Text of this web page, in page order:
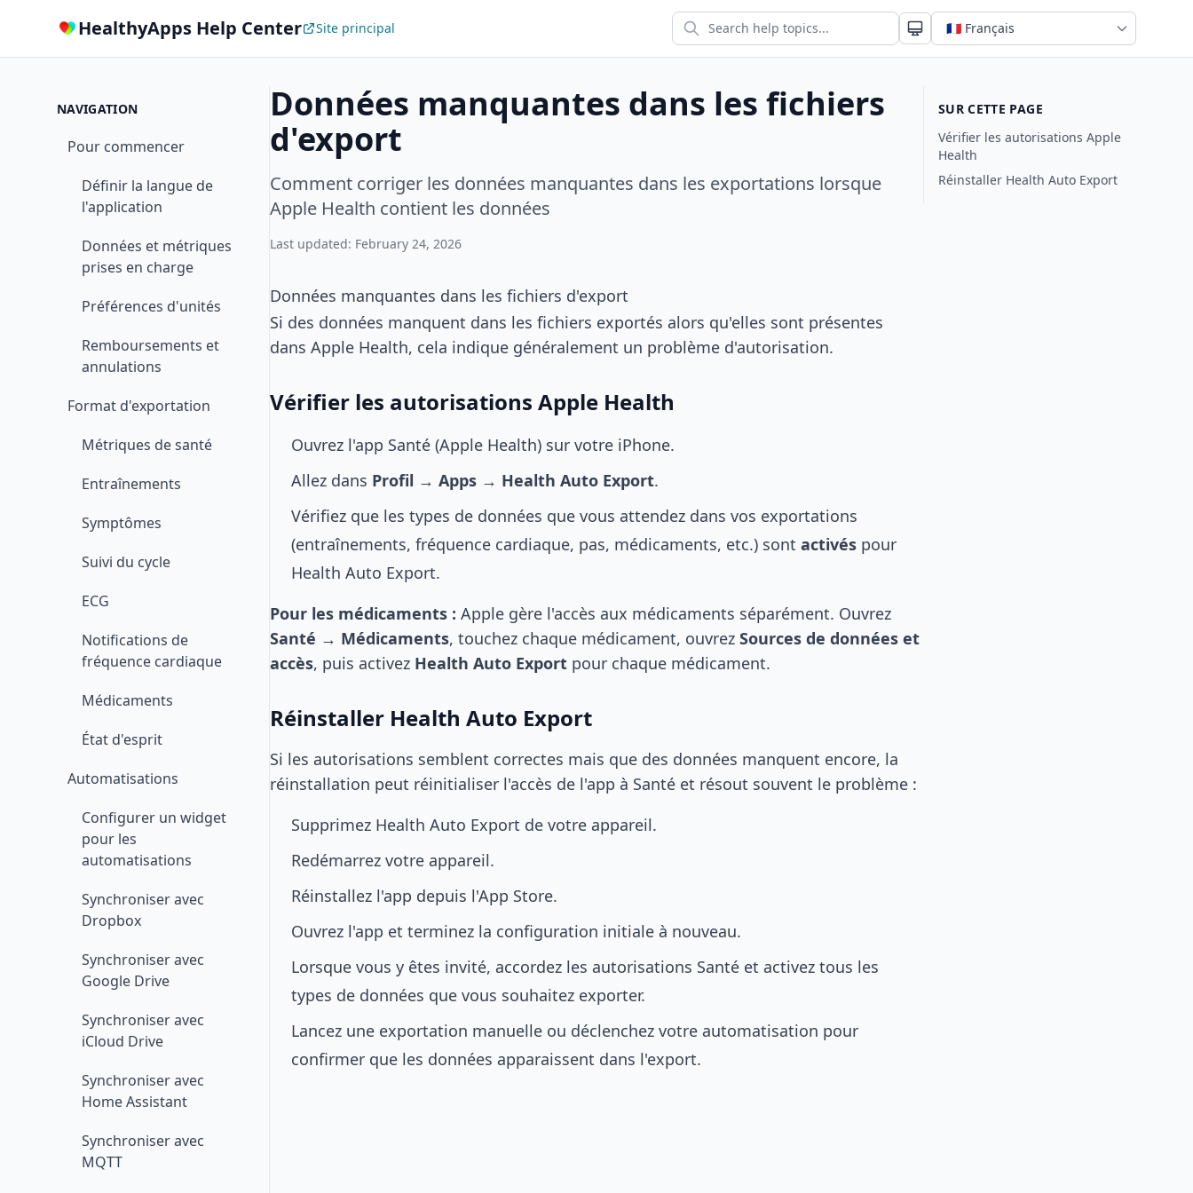
HealthyApps Help Center Site principal
NAVIGATION
Pour commencer
Définir la langue de
l'application
Données et métriques
prises en charge
Préférences d'unités
Remboursements et
annulations
Format d'exportation
Métriques de santé
Entraînements
Symptômes
Suivi du cycle
ECG
Notifications de
fréquence cardiaque
Médicaments
État d'esprit
Automatisations
Configurer un widget
pour les
automatisations
Synchroniser avec
Dropbox
Synchroniser avec
Google Drive
Synchroniser avec
iCloud Drive
Synchroniser avec
Home Assistant
Synchroniser avec
MQTT
Données manquantes dans les fichiers
d'export
Comment corriger les données manquantes dans les exportations lorsque
Apple Health contient les données
Last updated: February 24, 2026
Données manquantes dans les fichiers d'export
Si des données manquent dans les fichiers exportés alors qu'elles sont présentes
dans Apple Health, cela indique généralement un problème d'autorisation.
Vérifier les autorisations Apple Health
Ouvrez l'app Santé (Apple Health) sur votre iPhone.
Allez dans Profil → Apps → Health Auto Export.
Vérifiez que les types de données que vous attendez dans vos exportations
(entraînements, fréquence cardiaque, pas, médicaments, etc.) sont activés pour
Health Auto Export.
Pour les médicaments : Apple gère l'accès aux médicaments séparément. Ouvrez
Santé → Médicaments, touchez chaque médicament, ouvrez Sources de données et
accès, puis activez Health Auto Export pour chaque médicament.
Réinstaller Health Auto Export
Si les autorisations semblent correctes mais que des données manquent encore, la
réinstallation peut réinitialiser l'accès de l'app à Santé et résout souvent le problème :
Supprimez Health Auto Export de votre appareil.
Redémarrez votre appareil.
Réinstallez l'app depuis l'App Store.
Ouvrez l'app et terminez la configuration initiale à nouveau.
Lorsque vous y êtes invité, accordez les autorisations Santé et activez tous les
types de données que vous souhaitez exporter.
Lancez une exportation manuelle ou déclenchez votre automatisation pour
confirmer que les données apparaissent dans l'export.
SUR CETTE PAGE
Vérifier les autorisations Apple
Health
Réinstaller Health Auto Export